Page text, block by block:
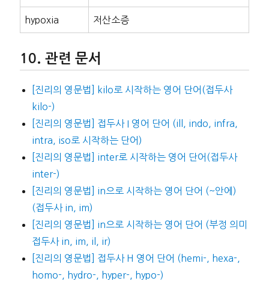
hypoxia 저산소증
관련 문서
[진리의 영문법] kilo로 시작하는 영어 단어(접두사
kilo-)
[진리의 영문법] 접두사 I 영어 단어 (ill, indo, infra,
intra, iso로 시작하는 단어)
[진리의 영문법] inter로 시작하는 영어 단어(접두사
inter-)
[진리의 영문법] in으로 시작하는 영어 단어 (~안에)
(접두사 in, im)
[진리의 영문법] in으로 시작하는 영어 단어 (부정 의미
접두사 in, im, il, ir)
[진리의 영문법] 접두사 H 영어 단어 (hemi-, hexa-,
homo-, hydro-, hyper-, hypo-)